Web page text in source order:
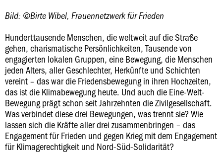
Bild: ©Birte Wibel, Frauennetzwerk für Frieden
Hunderttausende Menschen, die weltweit auf die Straße
gehen, charismatische Persönlichkeiten, Tausende von
engagierten lokalen Gruppen, eine Bewegung, die Menschen
jeden Alters, aller Geschlechter, Herkünfte und Schichten
vereint – das war die Friedensbewegung in ihren Hochzeiten,
das ist die Klimabewegung heute. Und auch die Eine-Welt-
Bewegung prägt schon seit Jahrzehnten die Zivilgesellschaft.
Was verbindet diese drei Bewegungen, was trennt sie? Wie
lassen sich die Kräfte aller drei zusammenbringen – das
Engagement für Frieden und gegen Krieg mit dem Engagement
für Klimagerechtigkeit und Nord-Süd-Solidarität?